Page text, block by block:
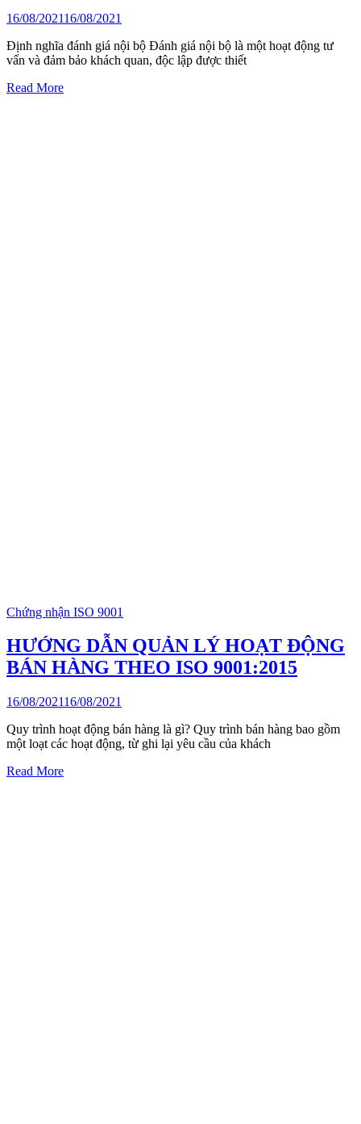
16/08/202116/08/2021
Định nghĩa đánh giá nội bộ Đánh giá nội bộ là một hoạt động tư
vấn và đảm bảo khách quan, độc lập được thiết
Read More
Chứng nhận ISO 9001
HƯỚNG DẪN QUẢN LÝ HOẠT ĐỘNG
BÁN HÀNG THEO ISO 9001:2015
16/08/202116/08/2021
Quy trình hoạt động bán hàng là gì? Quy trình bán hàng bao gồm
một loạt các hoạt động, từ ghi lại yêu cầu của khách
Read More